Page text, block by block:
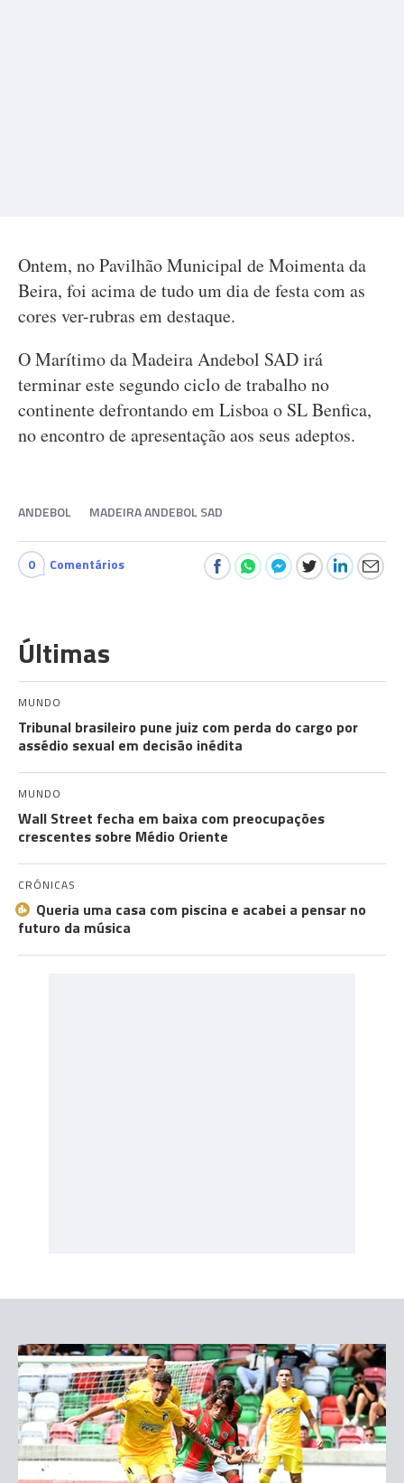
Ontem, no Pavilhão Municipal de Moimenta da
Beira, foi acima de tudo um dia de festa com as
cores ver-rubras em destaque.
O Marítimo da Madeira Andebol SAD irá
terminar este segundo ciclo de trabalho no
continente defrontando em Lisboa o SL Benfica,
no encontro de apresentação aos seus adeptos.
ANDEBOL MADEIRA ANDEBOL SAD
0 Comentários
Últimas
MUNDO
Tribunal brasileiro pune juiz com perda do cargo por
assédio sexual em decisão inédita
MUNDO
Wall Street fecha em baixa com preocupações
crescentes sobre Médio Oriente
CRÓNICAS
Queria uma casa com piscina e acabei a pensar no
futuro da música